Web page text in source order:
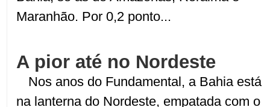
Maranhão. Por 0,2 ponto...
A pior até no Nordeste
Nos anos do Fundamental, a Bahia está
na lanterna do Nordeste, empatada com o